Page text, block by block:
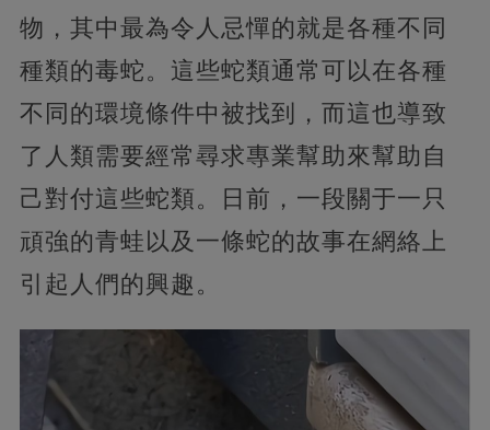
物，其中最為令人忌憚的就是各種不同
種類的毒蛇。這些蛇類通常可以在各種
不同的環境條件中被找到，而這也導致
了人類需要經常尋求專業幫助來幫助自
己對付這些蛇類。日前，一段關于一只
頑強的青蛙以及一條蛇的故事在網絡上
引起人們的興趣。